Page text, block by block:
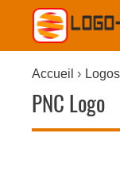
Accueil
PNC Logo